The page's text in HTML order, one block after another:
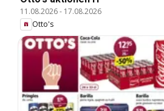
11.08.2026- 17.08.2026
Otto's